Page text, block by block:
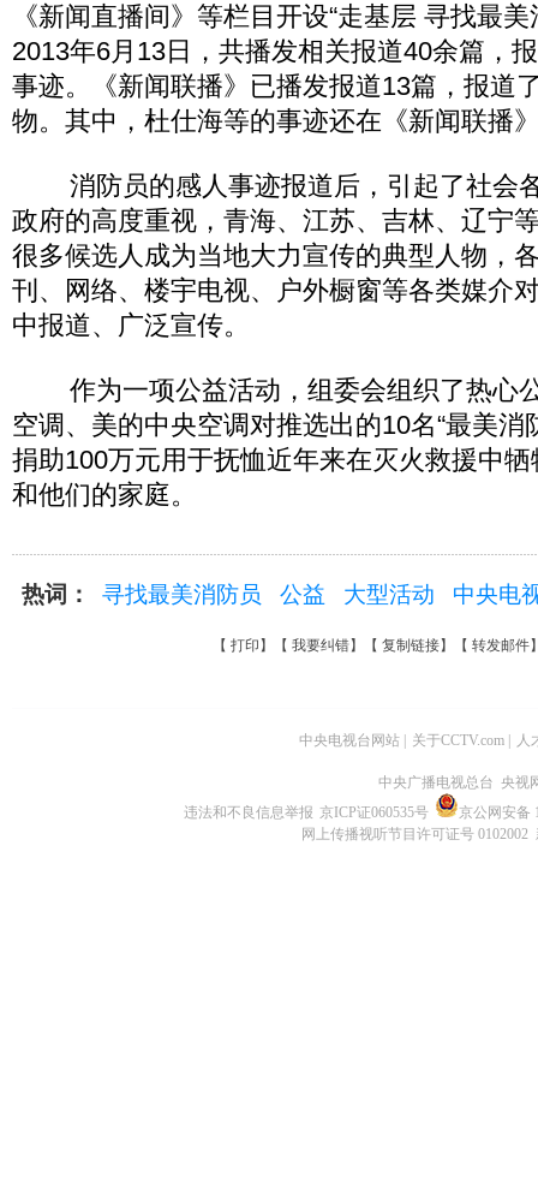
《新闻直播间》等栏目开设“走基层 寻找最
2013年6月13日，共播发相关报道40余篇，
事迹。《新闻联播》已播发报道13篇，报道
物。其中，杜仕海等的事迹还在《新闻联播
消防员的感人事迹报道后，引起了社会
政府的高度重视，青海、江苏、吉林、辽宁
很多候选人成为当地大力宣传的典型人物，
刊、网络、楼宇电视、户外橱窗等各类媒介
中报道、广泛宣传。
作为一项公益活动，组委会组织了热心
空调、美的中央空调对推选出的10名“最美消
捐助100万元用于抚恤近年来在灭火救援中
和他们的家庭。
热词： 寻找最美消防员 公益 大型活动 中央电
【 打印 】【 我要纠错】【 复制链接】【 转发邮件
中央电视台网站 关于CCTV.com 人
中央广播电视总台 央视
违法和不良信息举报 京ICP证060535号
京公网安备
网上传播视听节目许可证号 0102002